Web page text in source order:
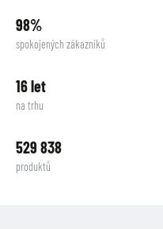
98%
spokojených zákazníků
16 let
na trhu
529 838
produktů